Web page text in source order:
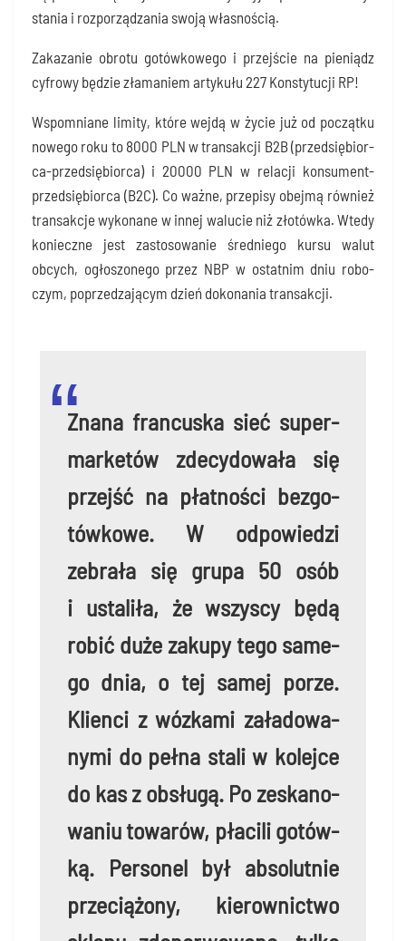
sta­nia i roz­po­rzą­dza­nia swo­ją własnością.
Zaka­za­nie obro­tu gotów­ko­we­go i przej­ście na pie­niądz
cyfro­wy będzie zła­ma­niem arty­ku­łu 227 Kon­sty­tu­cji RP!
Wspo­mnia­ne limi­ty, któ­re wej­dą w życie już od począt­ku
nowe­go roku to 8000 PLN w trans­ak­cji B2B (przed­się­bior­
ca-przed­się­bior­ca) i 20000 PLN w rela­cji kon­su­ment-
przed­się­bior­ca (B2C). Co waż­ne, prze­pi­sy obej­mą rów­nież
trans­ak­cje wyko­na­ne w innej walu­cie niż zło­tów­ka. Wte­dy
koniecz­ne jest zasto­so­wa­nie śred­nie­go kur­su walut
obcych, ogło­szo­ne­go przez NBP w ostat­nim dniu robo­
czym, poprze­dza­ją­cym dzień doko­na­nia transakcji.
Zna­na fran­cu­ska sieć super­
mar­ke­tów zde­cy­do­wa­ła się
przejść na płat­no­ści bez­go­
tów­ko­we. W odpo­wie­dzi
zebra­ła się gru­pa 50 osób
i usta­li­ła, że wszy­scy będą
robić duże zaku­py tego same­
go dnia, o tej samej porze.
Klien­ci z wóz­ka­mi zała­do­wa­
ny­mi do peł­na sta­li w kolej­ce
do kas z obsłu­gą. Po zeska­no­
wa­niu towa­rów, pła­ci­li gotów­
ką. Per­so­nel był abso­lut­nie
prze­cią­żo­ny, kie­row­nic­two